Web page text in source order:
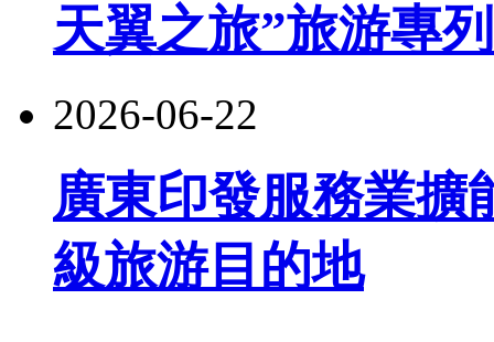
天翼之旅”旅游專
2026-06-22
廣東印發服務業擴
級旅游目的地